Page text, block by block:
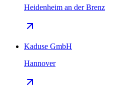
Heidenheim an der Brenz
Kaduse GmbH
Hannover